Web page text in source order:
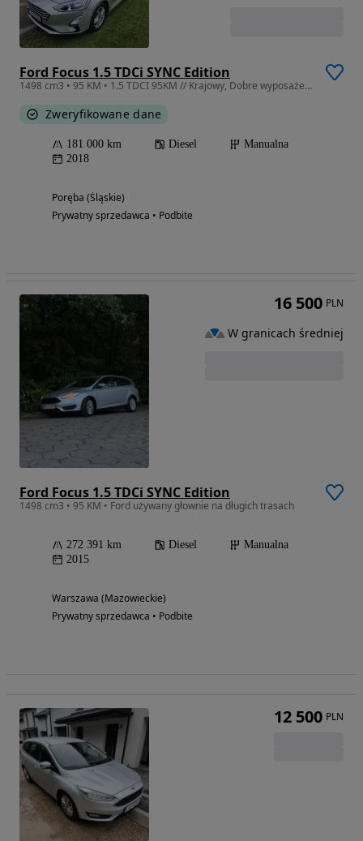
Ford Focus 1.5 TDCi SYNC Edition
1498 cm3 • 95 KM • 1.5 TDCI 95KM // Krajowy, Dobre wyposażenie
Zweryfikowane dane
181 000 km Diesel
Manualna
2018
Poręba (Śląskie)
Prywatny sprzedawca • Podbite
Ford Focus 1.5 TDCi SYNC Edition
1498 cm3 • 95 KM • Ford używany głownie na długich trasach
272 391 km Diesel
Manualna
2015
Warszawa (Mazowieckie)
Prywatny sprzedawca • Podbite
16 500 PLN
W granicach średniej
12 500 PLN